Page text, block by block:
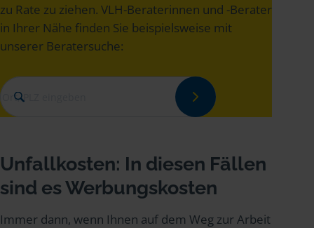
zu Rate zu ziehen. VLH-Beraterinnen und -Berater
in Ihrer Nähe finden Sie beispielsweise mit
unserer Beratersuche:
Unfallkosten: In diesen Fällen
sind es Werbungskosten
Immer dann, wenn Ihnen auf dem Weg zur Arbeit